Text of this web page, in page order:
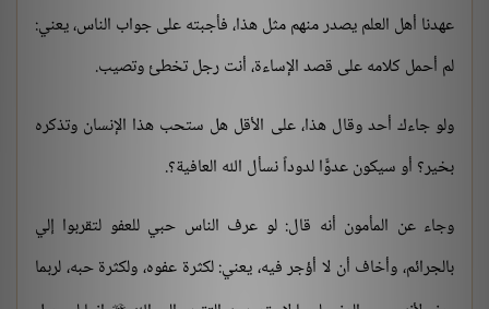
عهدنا أهل العلم يصدر منهم مثل هذا، فأجبته على جواب الناس، يعني:
لم أحمل كلامه على قصد الإساءة، أنت رجل تخطئ وتصيب.
ولو جاءك أحد وقال هذا، على الأقل هل ستحب هذا الإنسان وتذكره
بخير؟ أو سيكون عدوًّا لدوداً نسأل الله العافية؟.
وجاء عن المأمون أنه قال: لو عرف الناس حبي للعفو لتقربوا إلي
بالجرائم، وأخاف أن لا أؤجر فيه، يعني: لكثرة عفوه، ولكثرة حبه، لربما